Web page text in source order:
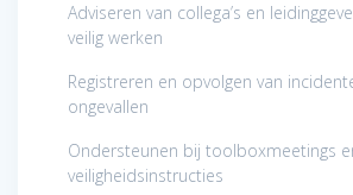
Adviseren van collega’s en
veilig werken
Registreren en opvolgen van
ongevallen
Ondersteunen bij toolboxmeetings
veiligheidsinstructies